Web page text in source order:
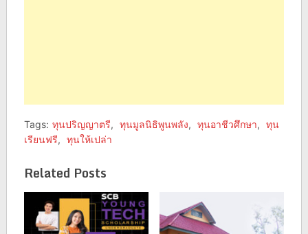
Tags: ทุนปริญญาตรี, ทุนมูลนิธิพูนพลัง, ทุนอาชีวศึกษา, ทุน
เรียนฟรี, ทุนให้เปล่า
Related Posts